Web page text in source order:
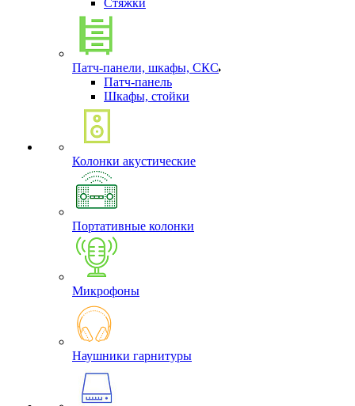
Стяжки
Патч-панели, шкафы, СКС
Патч-панель
Шкафы, стойки
Колонки акустические
Портативные колонки
Микрофоны
Наушники гарнитуры